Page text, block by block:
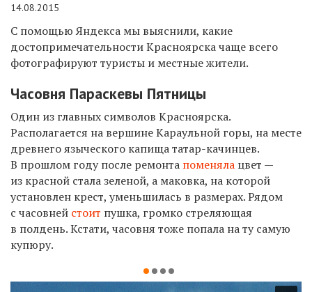
14.08.2015
С помощью Яндекса мы выяснили, какие
достопримечательности Красноярска чаще всего
фотографируют туристы и местные жители.
Часовня Параскевы Пятницы
Один из главных символов Красноярска.
Располагается на вершине Караульной горы, на месте
древнего языческого капищататар-качинцев.
В прошлом году после ремонта поменяла цвет —
из красной стала зеленой, а маковка, на которой
установлен крест, уменьшилась в размерах. Рядом
с часовней стоит пушка, громко стреляющая
в полдень. Кстати, часовня тоже попала на ту самую
купюру.